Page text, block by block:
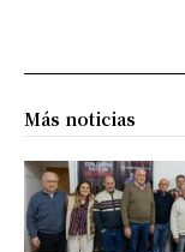
Más noticias